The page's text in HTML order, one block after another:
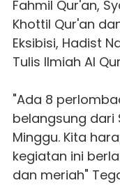
Fahmil Qur'an,
Khottil Qur'an
Eksibisi, Hadist
Tulis Ilmiah Al
"Ada 8
belangsung dari
Minggu. Kita
kegiatan ini
dan meriah"